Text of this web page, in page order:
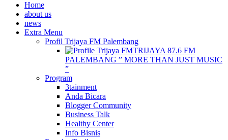
Home
about us
news
Extra Menu
Profil Trijaya FM Palembang
TRIJAYA 87.6 FM
PALEMBANG ” MORE THAN JUST MUSIC
”
Program
3tainment
Anda Bicara
Blogger Community
Business Talk
Healthy Center
Info Bisnis